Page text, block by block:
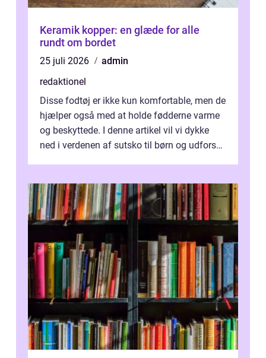
Keramik kopper: en glæde for alle
rundt om bordet
25 juli 2026
admin
redaktionel
Disse fodtøj er ikke kun komfortable, men de
hjælper også med at holde fødderne varme
og beskyttede. I denne artikel vil vi dykke
ned i verdenen af sutsko til børn og udforske